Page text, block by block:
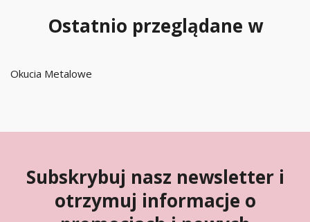
Ostatnio przeglądane w
Okucia Metalowe
Subskrybuj nasz newsletter i
otrzymuj informacje o